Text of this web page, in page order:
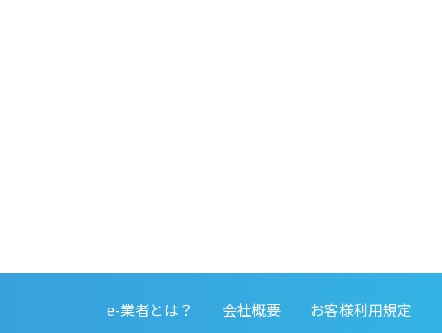
e-業者とは？ 会社概要 お客様利用規定